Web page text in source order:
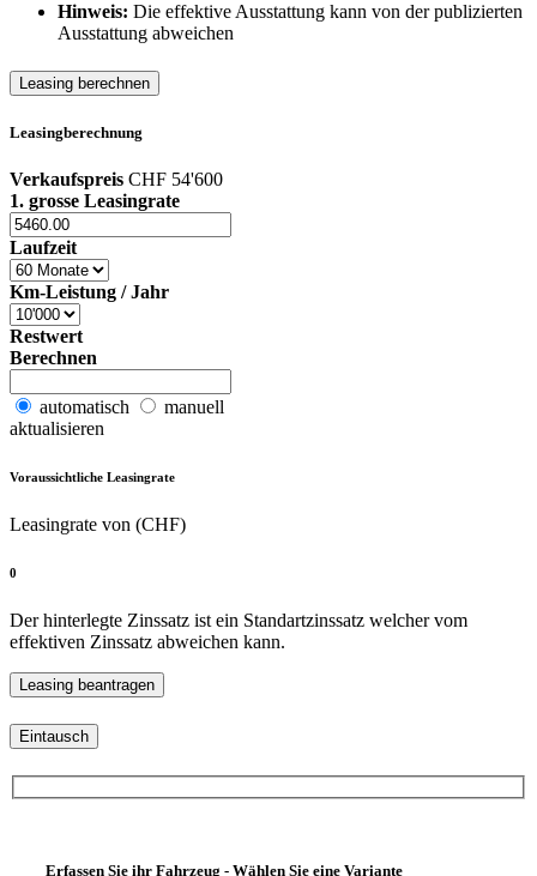
Hinweis: Die effektive Ausstattung kann von der publizierten
Ausstattung abweichen
Leasing berechnen
Leasingberechnung
Verkaufspreis CHF 54'600
1. grosse Leasingrate
Laufzeit
Km-Leistung / Jahr
Restwert
Berechnen
automatisch
manuell
aktualisieren
Voraussichtliche Leasingrate
Leasingrate von (CHF)
0
Der hinterlegte Zinssatz ist ein Standartzinssatz welcher vom
effektiven Zinssatz abweichen kann.
Eintausch
Erfassen Sie ihr Fahrzeug - Wählen Sie eine Variante